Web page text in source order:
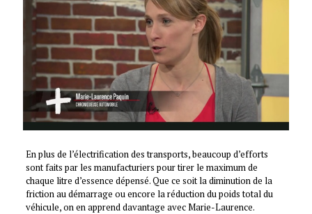
En plus de l’électrification des transports, beaucoup d’efforts
sont faits par les manufacturiers pour tirer le maximum de
chaque litre d’essence dépensé. Que ce soit la diminution de la
friction au démarrage ou encore la réduction du poids total du
véhicule, on en apprend davantage avec Marie-Laurence.